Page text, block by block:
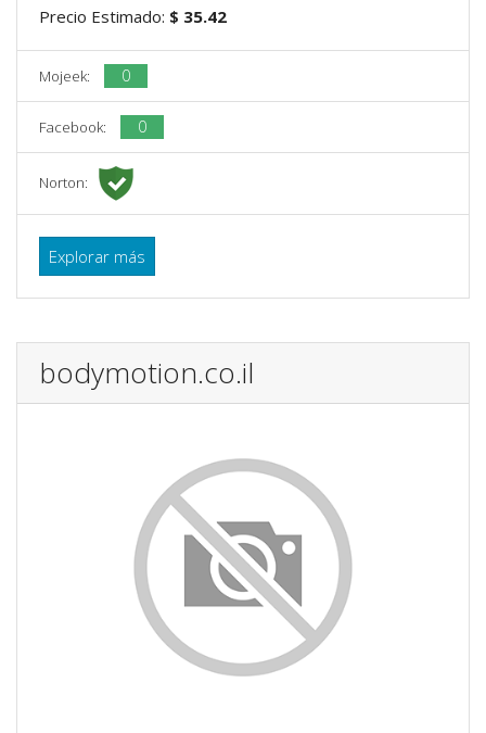
Precio Estimado: $ 35.42
Mojeek: 0
Facebook: 0
Norton:
Explorar más
bodymotion.co.il